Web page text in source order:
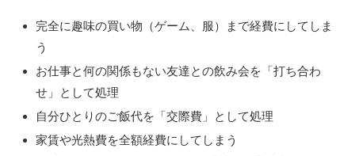
完全に趣味の買い物（ゲーム、服）まで経費にしてしま
う
お仕事と何の関係もない友達との飲み会を「打ち合わ
せ」として処理
自分ひとりのご飯代を「交際費」として処理
家賃や光熱費を全額経費にしてしまう